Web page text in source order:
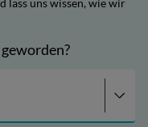
lass uns wissen, wie wir